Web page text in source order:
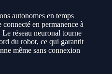
autonomes en temps
connecté en permanence à
réseau neuronal tourne
du robot, ce qui garantit
même sans connexion